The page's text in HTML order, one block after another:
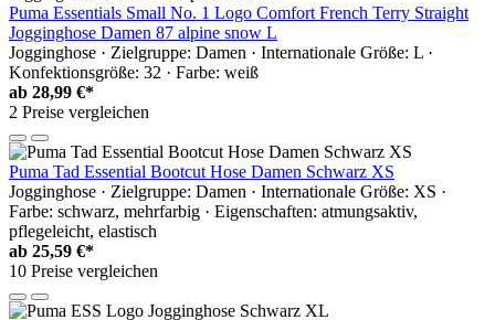
Puma Essentials Small No. 1 Logo Comfort French Terry Straight
Jogginghose Damen 87 alpine snow L
Jogginghose · Zielgruppe: Damen · Internationale Größe: L ·
Konfektionsgröße: 32 · Farbe: weiß
ab 28,99 €*
2 Preise vergleichen
Puma Tad Essential Bootcut Hose Damen Schwarz XS
Jogginghose · Zielgruppe: Damen · Internationale Größe: XS ·
Farbe: schwarz, mehrfarbig · Eigenschaften: atmungsaktiv,
pflegeleicht, elastisch
ab 25,59 €*
10 Preise vergleichen